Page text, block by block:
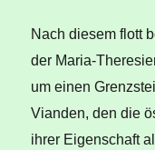
Nach diesem flott
der Maria-
um einen
Vianden, den die
ihrer Eigenschaft